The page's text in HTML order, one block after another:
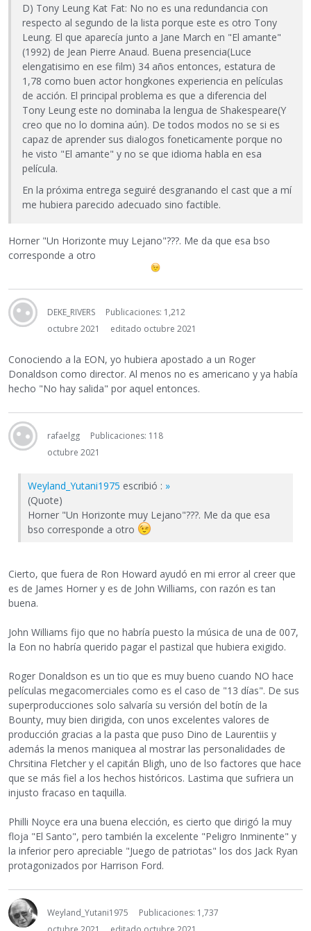
D) Tony Leung Kat Fat: No no es una redundancia con
respecto al segundo de la lista porque este es otro Tony
Leung. El que aparecía junto a Jane March en "El amante"
(1992) de Jean Pierre Anaud. Buena presencia(Luce
elengatisimo en ese film) 34 años entonces, estatura de
1,78 como buen actor hongkones experiencia en películas
de acción. El principal problema es que a diferencia del
Tony Leung este no dominaba la lengua de Shakespeare(Y
creo que no lo domina aún). De todos modos no se si es
capaz de aprender sus dialogos foneticamente porque no
he visto "El amante" y no se que idioma habla en esa
película.
En la próxima entrega seguiré desgranando el cast que a mí
me hubiera parecido adecuado sino factible.
Horner "Un Horizonte muy Lejano"???. Me da que esa bso
corresponde a otro
DEKE_RIVERS
Publicaciones: 1,212
octubre 2021
editado octubre 2021
Conociendo a la EON, yo hubiera apostado a un Roger
Donaldson como director. Al menos no es americano y ya había
hecho "No hay salida" por aquel entonces.
rafaelgg
Publicaciones: 118
octubre 2021
Weyland_Yutani1975 escribió : »
(Quote)
Horner "Un Horizonte muy Lejano"???. Me da que esa
bso corresponde a otro
Cierto, que fuera de Ron Howard ayudó en mi error al creer que
es de James Horner y es de John Williams, con razón es tan
buena.
John Williams fijo que no habría puesto la música de una de 007,
la Eon no habría querido pagar el pastizal que hubiera exigido.
Roger Donaldson es un tio que es muy bueno cuando NO hace
películas megacomerciales como es el caso de "13 días". De sus
superproducciones solo salvaría su versión del botín de la
Bounty, muy bien dirigida, con unos excelentes valores de
producción gracias a la pasta que puso Dino de Laurentiis y
además la menos maniquea al mostrar las personalidades de
Chrsitina Fletcher y el capitán Bligh, uno de lso factores que hace
que se más fiel a los hechos históricos. Lastima que sufriera un
injusto fracaso en taquilla.
Philli Noyce era una buena elección, es cierto que dirigó la muy
floja "El Santo", pero también la excelente "Peligro Inminente" y
la inferior pero apreciable "Juego de patriotas" los dos Jack Ryan
protagonizados por Harrison Ford.
Weyland_Yutani1975
Publicaciones: 1,737